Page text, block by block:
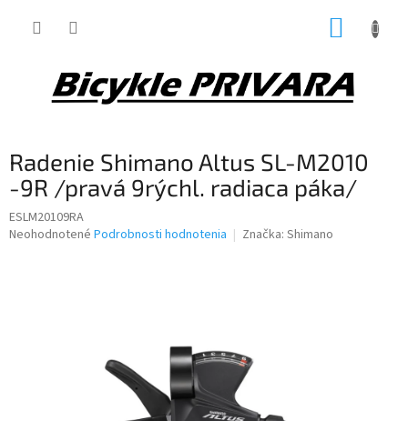
Radenie Shimano Altus SL-M2010
-9R /pravá 9rýchl. radiaca páka/
ESLM20109RA
Priemerné
Neohodnotené Podrobnosti hodnotenia Značka: Shimano